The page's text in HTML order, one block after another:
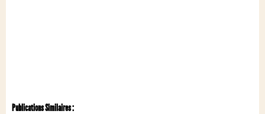
Publications Similaires :